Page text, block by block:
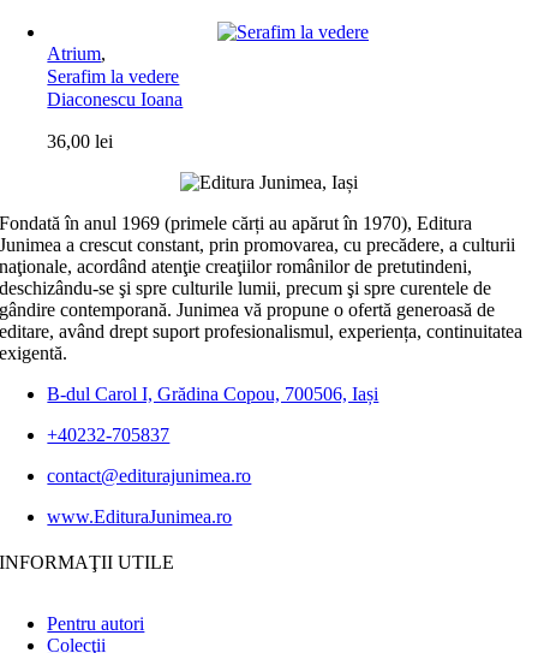
Atrium,
Serafim la vedere
Diaconescu Ioana
36,00lei
Fondată în anul 1969 (primele cărți au apărut în 1970), Editura
Junimea a crescut constant, prin promovarea, cu precădere, a culturii
naţionale, acordând atenţie creaţiilor românilor de pretutindeni,
deschizându-se şi spre culturile lumii, precum şi spre curentele de
gândire contemporană. Junimea vă propune o ofertă generoasă de
editare, având drept suport profesionalismul, experiența, continuitatea
exigentă.
B-dul Carol I, Grădina Copou, 700506, Iași
+40232-705837
contact@editurajunimea.ro
www.EdituraJunimea.ro
INFORMAŢII UTILE
Pentru autori
Colecţii